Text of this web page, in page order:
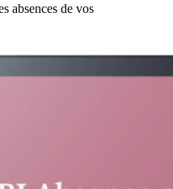
absences de vos